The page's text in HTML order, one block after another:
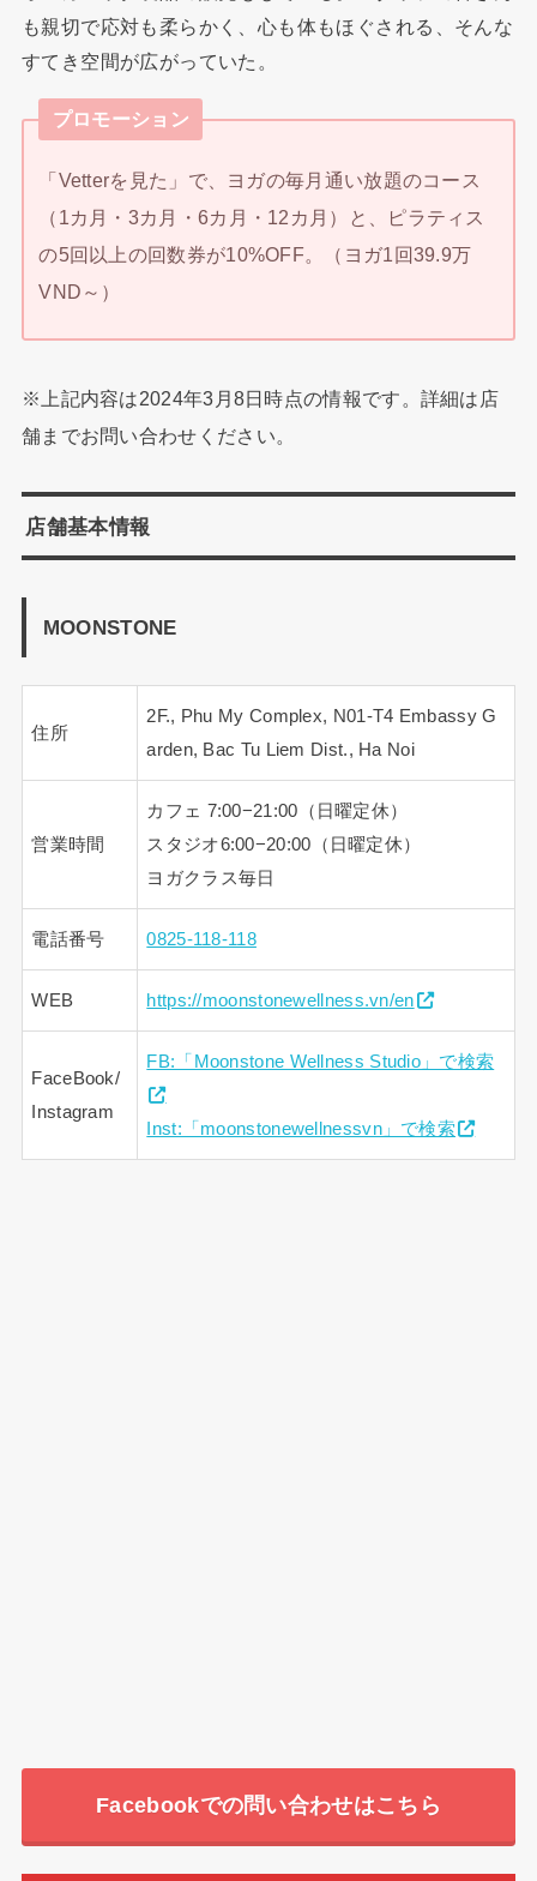
も親切で応対も柔らかく、心も体もほぐされる、そんな
すてき空間が広がっていた。
プロモーション
「Vetterを見た」で、ヨガの毎月通い放題のコース
（1カ月・3カ月・6カ月・12カ月）と、ピラティス
の5回以上の回数券が10%OFF。（ヨガ1回39.9万
VND～）
※上記内容は2024年3月8日時点の情報です。詳細は店
舗までお問い合わせください。
店舗基本情報
MOONSTONE
住所
2F., Phu My Complex, N01-T4 Embassy G
arden, Bac Tu Liem Dist., Ha Noi
営業時間
カフェ 7:00−21:00（日曜定休）
スタジオ6:00−20:00（日曜定休）
ヨガクラス毎日
電話番号 0825-118-118
WEB https://moonstonewellness.vn/en
FaceBook/
Instagram
FB:「Moonstone Wellness Studio」で検索
Inst:「moonstonewellnessvn」で検索
Facebookでの問い合わせはこちら